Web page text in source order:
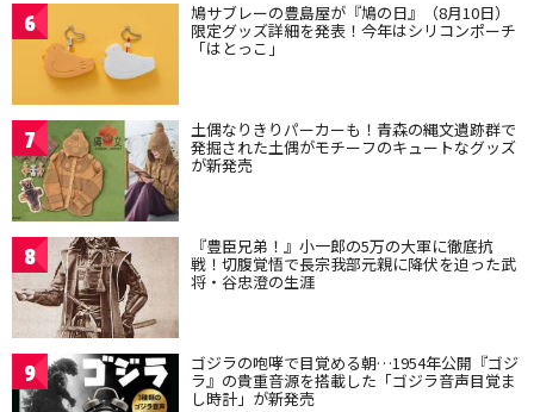
6 鳩サブレーの豊島屋が『鳩の日』（8月10日）
限定グッズ詳細を発表！今年はシリコンポーチ
「はとっこ」
7 土偶なりきりパーカーも！青森の縄文遺跡群で
発掘された土偶がモチーフのキュートなグッズ
が新発売
8 『豊臣兄弟！』小一郎の5万の大軍に徹底抗
戦！切腹覚悟で長宗我部元親に降伏を迫った武
将・谷忠澄の生涯
9 ゴジラの咆哮で目覚める朝…1954年公開『ゴジ
ラ』の貴重音源を搭載した「ゴジラ音声目覚ま
し時計」が新発売